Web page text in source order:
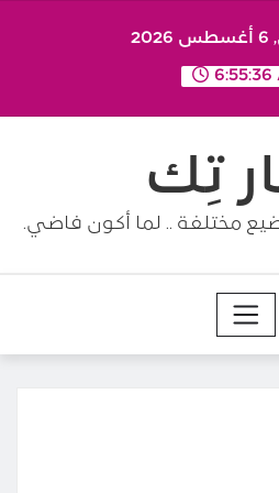
6:55:37
تِك
مختلفة .. لما أكون فاضي.